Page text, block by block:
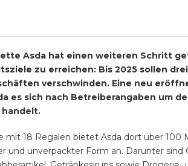
Asda hat einen weiteren Schritt
zu erreichen: Bis 2025 sollen
verschwinden. Eine neu
es sich nach Betreiberangaben um
handelt.
mit 18 Regalen bietet Asda dort über 100
und unverpackter Form an. Darunter sind